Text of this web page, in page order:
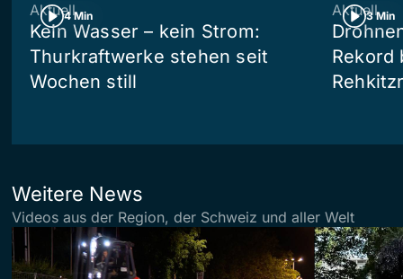
4 Min
Aktuell
Kein Wasser – kein Strom:
Thurkraftwerke stehen seit
Wochen still
3 Min
Aktuell
Rekord
Weitere News
Videos aus der Region, der Schweiz und aller Welt